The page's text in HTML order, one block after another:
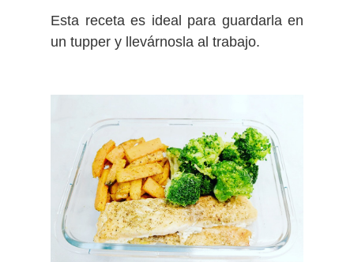
Esta receta es ideal para guardarla en
un tupper y llevárnosla al trabajo.